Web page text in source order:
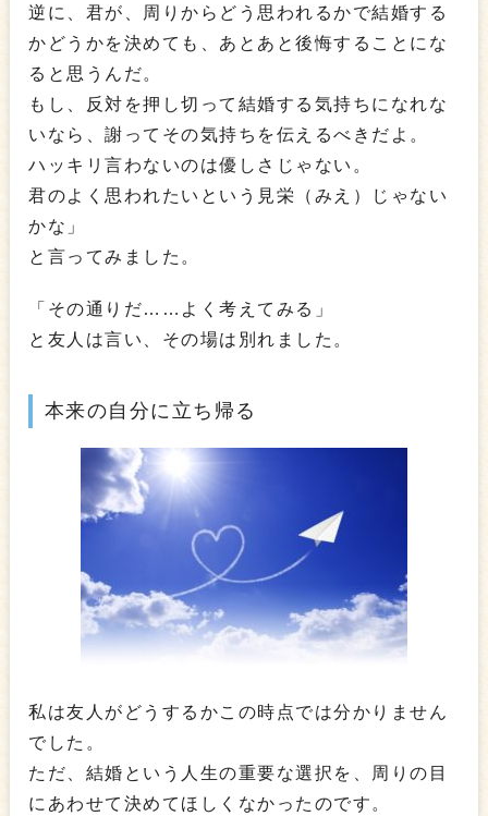
逆に、君が、周りからどう思われるかで結婚する
かどうかを決めても、あとあと後悔することにな
ると思うんだ。
もし、反対を押し切って結婚する気持ちになれな
いなら、謝ってその気持ちを伝えるべきだよ。
ハッキリ言わないのは優しさじゃない。
君のよく思われたいという見栄（みえ）じゃない
かな」
と言ってみました。
「その通りだ……よく考えてみる」
と友人は言い、その場は別れました。
本来の自分に立ち帰る
私は友人がどうするかこの時点では分かりません
でした。
ただ、結婚という人生の重要な選択を、周りの目
にあわせて決めてほしくなかったのです。